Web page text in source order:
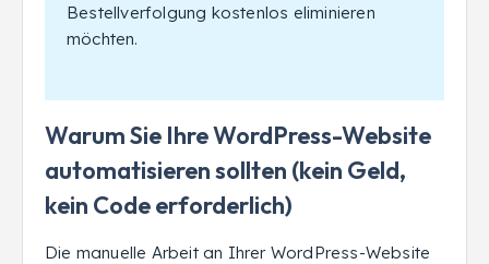
Bestellverfolgung kostenlos eliminieren
möchten.
Warum Sie Ihre WordPress-Website
automatisieren sollten (kein Geld,
kein Code erforderlich)
Die manuelle Arbeit an Ihrer WordPress-Website